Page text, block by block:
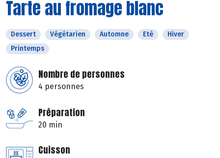
Tarte au fromage blanc
Dessert Végétarien Automne Eté
Hiver
Printemps
Nombre de personnes
4 personnes
Préparation
20 min
Cuisson